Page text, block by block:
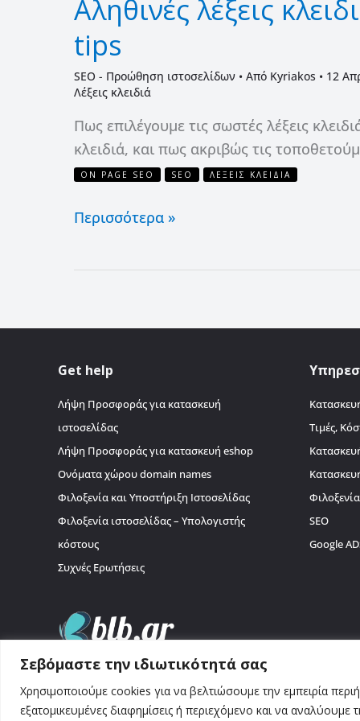
Σεβόμαστε την ιδιωτικότητά σας
Χρησιμοποιούμε cookies για να βελτιώσουμε την εμπειρία
εξατομικευμένες διαφημίσεις ή περιεχόμενο και να αναλύουμε
Αληθινές λέξεις
tips
SEO - Προώθηση ιστοσελίδων • Από Kyriakos • 12
Λέξεις κλειδιά
Πως επιλέγουμε τις σωστές λέξεις
κλειδιά, και πως ακριβώς τις
ON PAGE SEO SEO ΛΈΞΕΙΣ ΚΛΕΙΔΙΆ
Περισσότερα »
Get help
Λήψη Προσφοράς για κατασκευή
ιστοσελίδας
Λήψη Προσφοράς για κατασκευή eshop
Ονόματα χώρου domain names
Φιλοξενία και Υποστήριξη Ιστοσελίδας
Φιλοξενία ιστοσελίδας – Υπολογιστής
κόστους
Συχνές Ερωτήσεις
Τιμές,
SEO
Google
© 2026 BLB.gr. All Rights Reserved. Απαγορεύεται η